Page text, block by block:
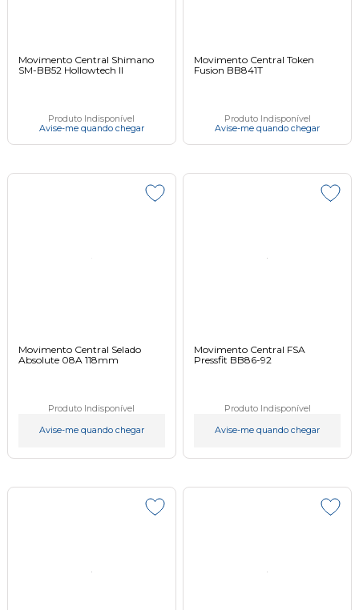
Movimento Central Shimano
SM-BB52 Hollowtech II
Produto Indisponível
Avise-me quando chegar
Movimento Central Token
Fusion BB841T
Produto Indisponível
Avise-me quando chegar
Movimento Central Selado
Absolute 08A 118mm
Produto Indisponível
Avise-me quando chegar
Movimento Central FSA
Pressfit BB86-92
Produto Indisponível
Avise-me quando chegar